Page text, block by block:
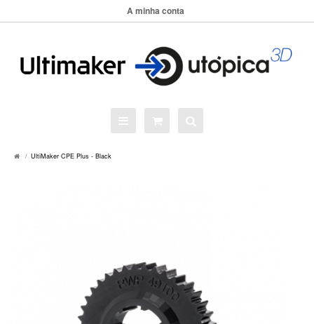
A minha conta
UltiMaker CPE Plus - Black